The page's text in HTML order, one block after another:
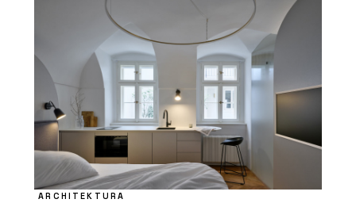
ARCHITEKTURA